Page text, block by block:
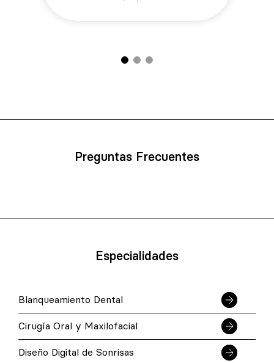
Preguntas Frecuentes
Especialidades
Blanqueamiento Dental
Cirugía Oral y Maxilofacial
Diseño Digital de Sonrisas